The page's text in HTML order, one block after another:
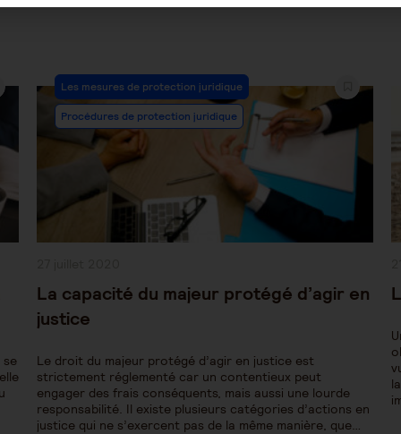
se
Post
Category:
Les mesures de protection juridique
Procédures de protection juridique
La capacité du majeur protégé d’agir en
justice
Le droit du majeur protégé d’agir en justice est
strictement réglementé car un contentieux peut
engager des frais conséquents, mais aussi une lourde
responsabilité. Il existe plusieurs catégories d’actions en
justice qui ne s’exercent pas de la même manière, que…